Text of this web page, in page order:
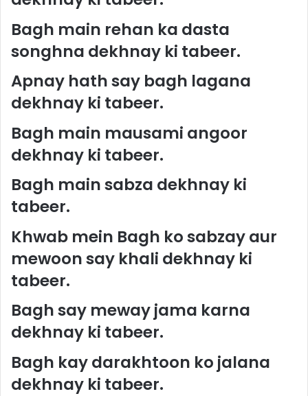
Bagh main rehan ka dasta
songhna dekhnay ki tabeer.
Apnay hath say bagh lagana
dekhnay ki tabeer.
Bagh main mausami angoor
dekhnay ki tabeer.
Bagh main sabza dekhnay ki
tabeer.
Khwab mein Bagh ko sabzay aur
mewoon say khali dekhnay ki
tabeer.
Bagh say meway jama karna
dekhnay ki tabeer.
Bagh kay darakhtoon ko jalana
dekhnay ki tabeer.